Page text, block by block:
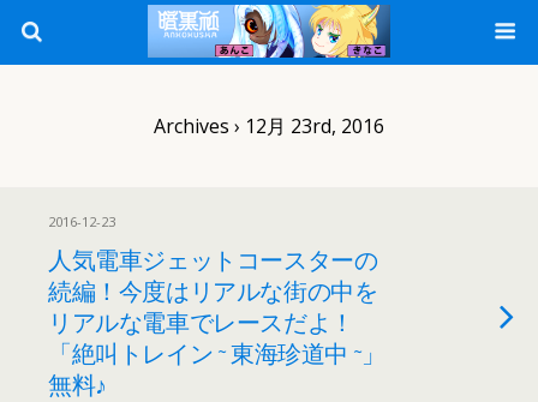
Archives › 12月 23rd, 2016
2016-12-23
人気電車ジェットコースターの
続編！今度はリアルな街の中を
リアルな電車でレースだよ！
「絶叫トレイン ~ 東海珍道中 ~」
無料♪